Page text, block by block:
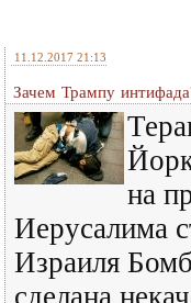
11.12.2017 21:13
Зачем Трампу
на
Иерусалима
Израиля
сделана